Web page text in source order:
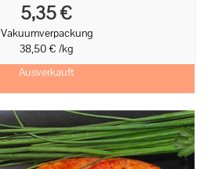
5,35 €
Vakuumverpackung
38,50 € /kg
Ausverkauft